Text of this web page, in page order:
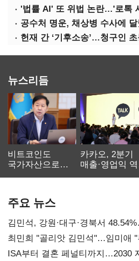
'법률 AI' 또 위법 논란…'로톡
공수처 명운, 채상병 수사에
뉴스리듬
비트코인도
국가자산으로…'
카카오, 2분기
매출·영업익 역
주요 뉴스
김민석, 강원·대구·경북서
최민희 "골리앗 김민석"…임미애
ISA부터 결혼 페널티까지…2030